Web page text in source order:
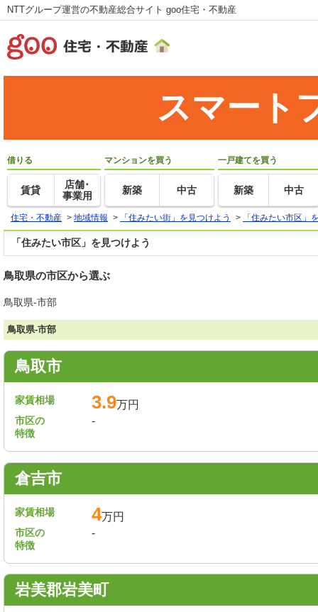
NTTグループ運営の不動産総合サイト goo住宅・不動産
スマート
借りる
賃貸
店舗･
事業用
マンションを買う
新築 中古
一戸建てを買う
新築 中古
住宅・不動産 > 地域情報 > 「住みたい街」を見つけよう > 「住みたい市区」
「住みたい市区」を見つけよう
鳥取県の市区から選ぶ
鳥取県-市部
鳥取県-市部
鳥取市
家賃相場 3.9万円
市区の
特徴
-
倉吉市
家賃相場 4万円
市区の
特徴
-
岩美郡岩美町